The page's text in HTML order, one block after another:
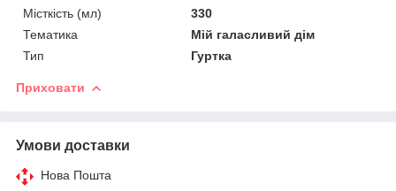
Місткість (мл)
330
Тематика
Мій галасливий дім
Тип
Гуртка
Приховати
Умови доставки
Нова Пошта